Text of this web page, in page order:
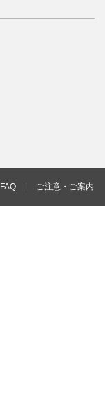
FAQ ご注意・ご案内